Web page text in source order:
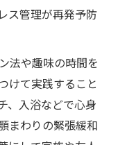
ス管理が再発予防
法や趣味の時間を
けて実践すること
、入浴などで心身
まわりの緊張緩和